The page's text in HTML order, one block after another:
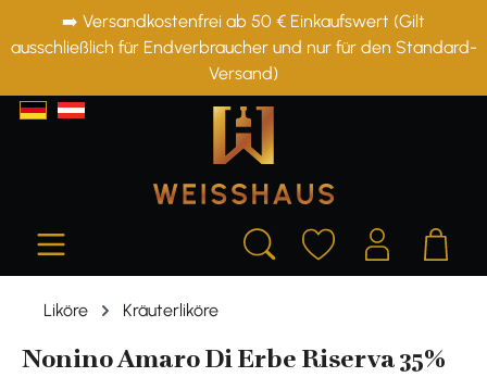
springen
➡️ Versandkostenfrei ab 50 € Einkaufswert (Gilt
ausschließlich für Endverbraucher und nur für den Standard-
Versand)
Liköre Kräuterliköre
Nonino Amaro Di Erbe Riserva 35%